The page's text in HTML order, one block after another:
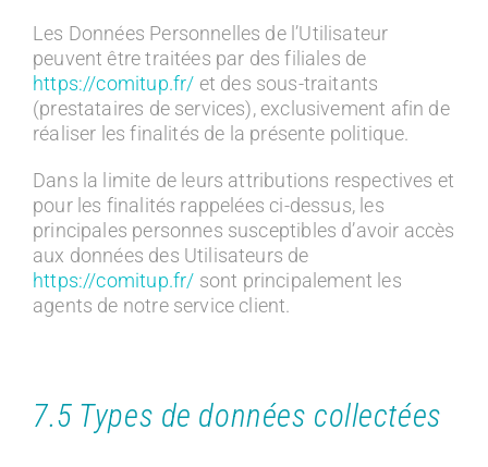
Les Données Personnelles de l’Utilisateur
peuvent être traitées par des filiales de
https://comitup.fr/ et des sous-traitants
(prestataires de services), exclusivement afin de
réaliser les finalités de la présente politique.
Dans la limite de leurs attributions respectives et
pour les finalités rappelées ci-dessus, les
principales personnes susceptibles d’avoir accès
aux données des Utilisateurs de
https://comitup.fr/ sont principalement les
agents de notre service client.
7.5 Types de données collectées